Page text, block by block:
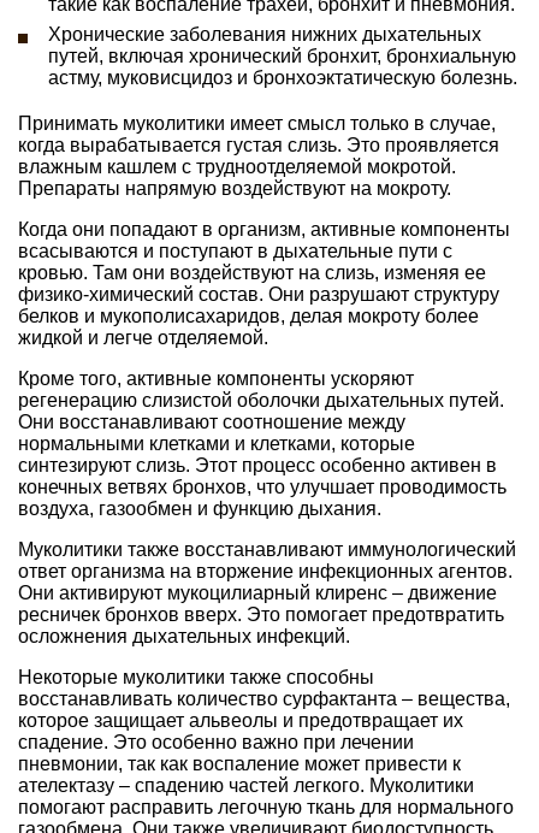
такие как воспаление трахеи, бронхит и пневмония.
Хронические заболевания нижних дыхательных
путей, включая хронический бронхит, бронхиальную
астму, муковисцидоз и бронхоэктатическую болезнь.
Принимать муколитики имеет смысл только в случае,
когда вырабатывается густая слизь. Это проявляется
влажным кашлем с трудноотделяемой мокротой.
Препараты напрямую воздействуют на мокроту.
Когда они попадают в организм, активные компоненты
всасываются и поступают в дыхательные пути с
кровью. Там они воздействуют на слизь, изменяя ее
физико-химический состав. Они разрушают структуру
белков и мукополисахаридов, делая мокроту более
жидкой и легче отделяемой.
Кроме того, активные компоненты ускоряют
регенерацию слизистой оболочки дыхательных путей.
Они восстанавливают соотношение между
нормальными клетками и клетками, которые
синтезируют слизь. Этот процесс особенно активен в
конечных ветвях бронхов, что улучшает проводимость
воздуха, газообмен и функцию дыхания.
Муколитики также восстанавливают иммунологический
ответ организма на вторжение инфекционных агентов.
Они активируют мукоцилиарный клиренс – движение
ресничек бронхов вверх. Это помогает предотвратить
осложнения дыхательных инфекций.
Некоторые муколитики также способны
восстанавливать количество сурфактанта – вещества,
которое защищает альвеолы и предотвращает их
спадение. Это особенно важно при лечении
пневмонии, так как воспаление может привести к
ателектазу – спадению частей легкого. Муколитики
помогают расправить легочную ткань для нормального
газообмена. Они также увеличивают биодоступность